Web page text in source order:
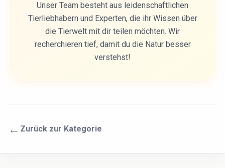
Unser Team besteht aus leidenschaftlichen
Tierliebhabern und Experten, die ihr Wissen über
die Tierwelt mit dir teilen möchten. Wir
recherchieren tief, damit du die Natur besser
verstehst!
← Zurück zur Kategorie